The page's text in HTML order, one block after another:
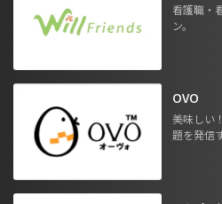
看護職・
ン。
OVO
美味しい
題を発信